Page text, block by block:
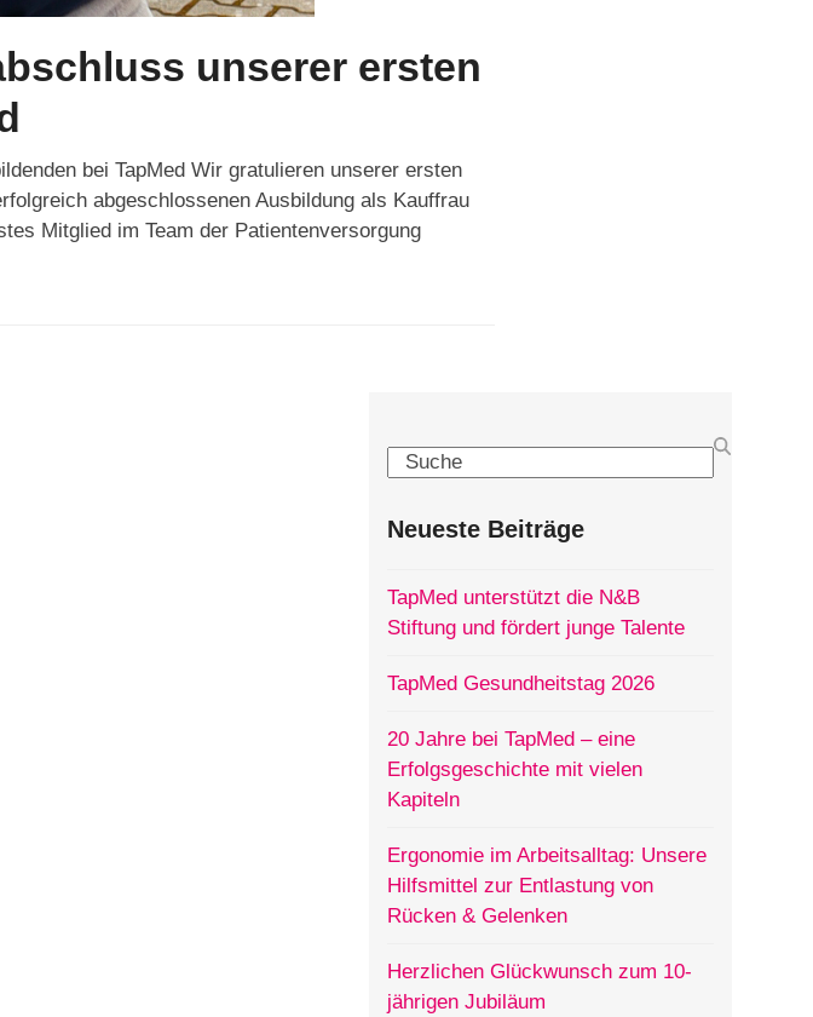
unserer ersten
bei TapMed Wir gratulieren unserer ersten
abgeschlossenen Ausbildung als Kauffrau
Mitglied im Team der Patientenversorgung
Search
Neueste Beiträge
TapMed unterstützt die N&B
Stiftung und fördert junge Talente
TapMed Gesundheitstag 2026
20 Jahre bei TapMed – eine
Erfolgsgeschichte mit vielen
Kapiteln
Ergonomie im Arbeitsalltag: Unsere
Hilfsmittel zur Entlastung von
Rücken & Gelenken
Herzlichen Glückwunsch zum 10-
jährigen Jubiläum